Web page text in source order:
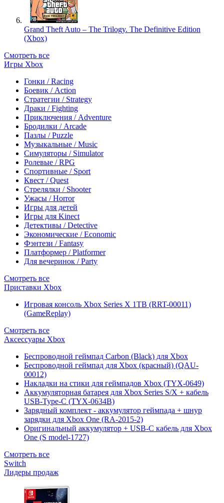
Grand Theft Auto – The Trilogy. The Definitive Edition
(Xbox)
Смотреть все
Игры Xbox
Гонки / Racing
Боевик / Action
Стратегии / Strategy
Драки / Fighting
Приключения / Adventure
Бродилки / Arcade
Пазлы / Puzzle
Музыкальные / Music
Симуляторы / Simulator
Ролевые / RPG
Спортивные / Sport
Квест / Quest
Стрелялки / Shooter
Ужасы / Horror
Игры для детей
Игры для Kinect
Детективы / Detective
Экономические / Economic
Фэнтези / Fantasy
Платформер / Platformer
Для вечеринок / Party
Смотреть все
Приставки Xbox
Игровая консоль Xbox Series X 1TB (RRT-00011)
(GameReplay)
Смотреть все
Аксессуары Xbox
Беспроводной геймпад Carbon (Black) для Xbox
Беспроводной геймпад для Xbox (красный) (QAU-
00012)
Накладки на стики для геймпадов Xbox (TYX-0649)
Аккумуляторная батарея для Xbox Series S/X + кабель
USB-Type-C (TYX-0634B)
Зарядный комплект - аккумулятор геймпада + шнур
зарядки для Xbox One (RA-2015-2)
Оригинальный аккумулятор + USB-C кабель для Xbox
One (S model-1727)
Смотреть все
Switch
Лидеры продаж